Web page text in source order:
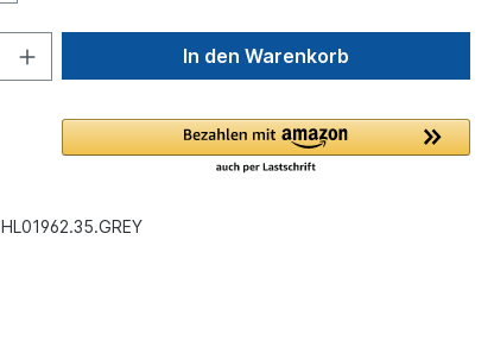
In den Warenkorb
HL01962.35.GREY